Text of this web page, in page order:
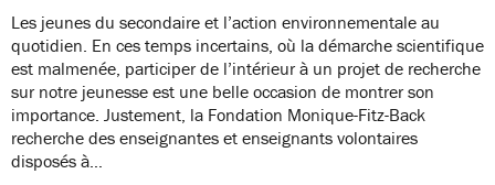
Les jeunes du secondaire et l’action environnementale au
quotidien. En ces temps incertains, où la démarche scientifique
est malmenée, participer de l’intérieur à un projet de recherche
sur notre jeunesse est une belle occasion de montrer son
importance. Justement, la Fondation Monique-Fitz-Back
recherche des enseignantes et enseignants volontaires
disposés à…